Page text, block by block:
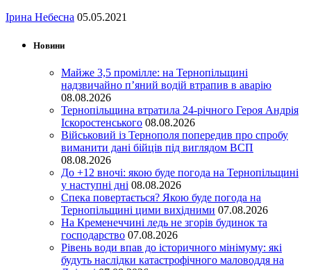
Ірина Небесна 05.05.2021
Новини
Майже 3,5 промілле: на Тернопільщині
надзвичайно п’яний водій втрапив в аварію
08.08.2026
Тернопільщина втратила 24-річного Героя Андрія
Іскоростенського 08.08.2026
Військовий із Тернополя попередив про спробу
виманити дані бійців під виглядом ВСП
08.08.2026
До +12 вночі: якою буде погода на Тернопільщині
у наступні дні 08.08.2026
Спека повертається? Якою буде погода на
Тернопільщині цими вихідними 07.08.2026
На Кременеччині ледь не згорів будинок та
господарство 07.08.2026
Рівень води впав до історичного мінімуму: які
будуть наслідки катастрофічного маловоддя на